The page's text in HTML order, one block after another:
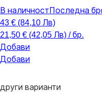
В наличност Последна
43 € (84,10 Лв)
21,50 € (42,05 Лв) / бр.
Добави
Добави
други варианти